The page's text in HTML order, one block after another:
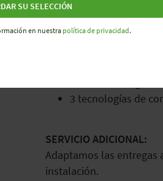
Ahorre tiempo y
Reducción de
3 tecnologías de
SERVICIO ADICIONAL:
Adaptamos las entregas
instalación.
SU SELECCIÓN
en nuestra política de privacidad.